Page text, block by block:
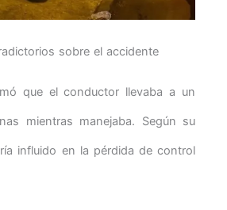
sobre el accidente
que el conductor llevaba a un
mientras manejaba. Según su
influido en la pérdida de control